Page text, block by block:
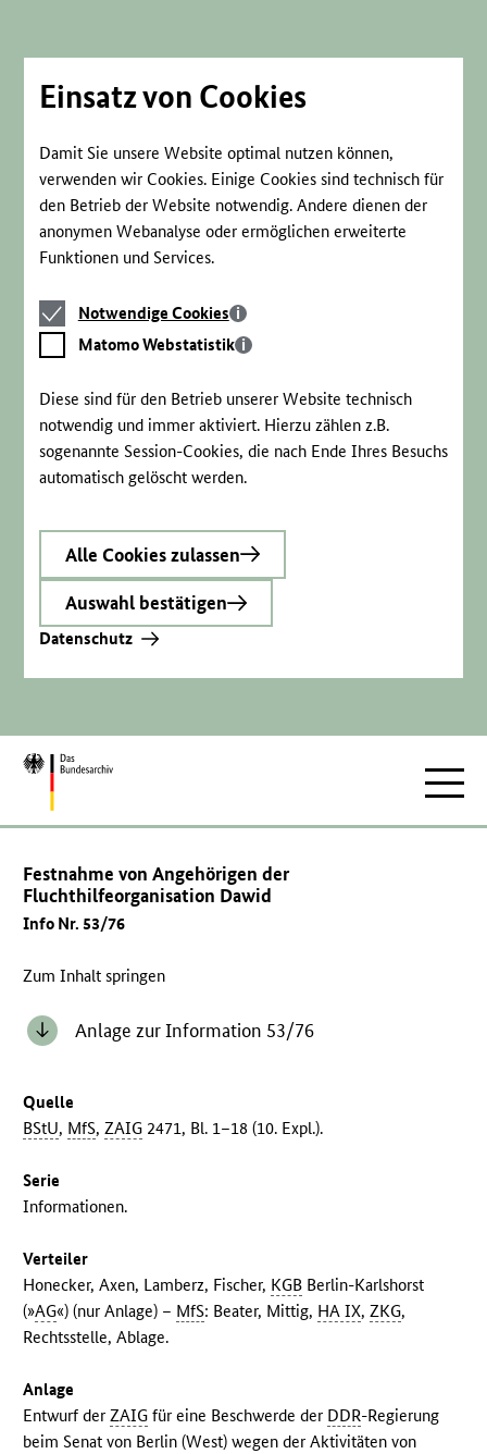
Einsatz von Cookies
Damit Sie unsere Website optimal nutzen können,
verwenden wir Cookies. Einige Cookies sind technisch für
den Betrieb der Website notwendig. Andere dienen der
anonymen Webanalyse oder ermöglichen erweiterte
Funktionen und Services.
Notwendige
Cookies
Notwendige Cookies
Matomo
Webstatistik
Matomo Webstatistik
Diese sind für den Betrieb unserer Website technisch
notwendig und immer aktiviert. Hierzu zählen z.B.
sogenannte Session-Cookies, die nach Ende Ihres Besuchs
automatisch gelöscht werden.
Alle Cookies zulassen
Auswahl bestätigen
Datenschutz
Zur
Festnahme von Angehörigen der
Fluchthilfeorganisation Dawid
Info Nr. 53/76
Zum Inhalt springen
Anlage zur Information 53/76
Quelle
BStU, MfS,ZAIG 2471, Bl. 1–18 (10. Expl.).
Serie
Informationen.
Verteiler
Honecker, Axen, Lamberz, Fischer, KGB Berlin-Karlshorst
(»AG«) (nur Anlage) – MfS: Beater, Mittig, HA IX,ZKG,
Rechtsstelle, Ablage.
Anlage
Entwurf derZAIG für eine Beschwerde der DDR-Regierung
beim Senat von Berlin (West) wegen der Aktivitäten von